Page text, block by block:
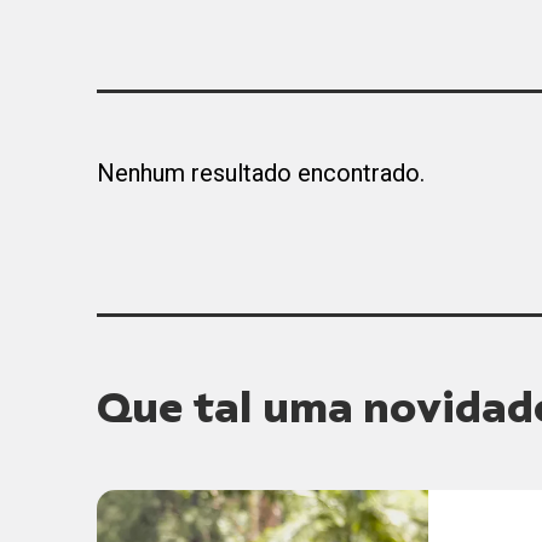
Nenhum resultado encontrado.
Que tal uma